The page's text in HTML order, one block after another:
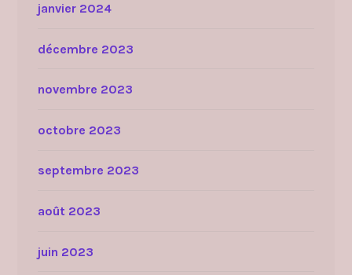
janvier 2024
décembre 2023
novembre 2023
octobre 2023
septembre 2023
août 2023
juin 2023